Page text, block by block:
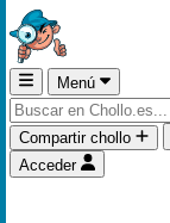
Menú
Compartir chollo
Acceder